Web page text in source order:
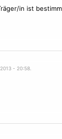
in ist
- 20:58.